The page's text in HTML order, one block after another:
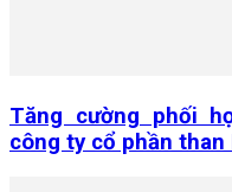
Tăng cường phối
công ty cổ phần